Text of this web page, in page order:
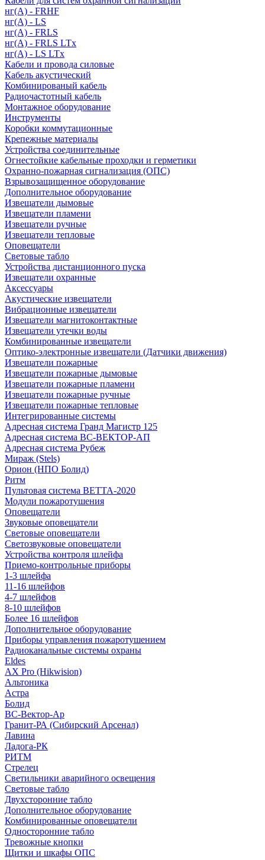
нг(A) - FRHF
нг(A) - LS
нг(А) - FRLS
нг(А) - FRLS LTx
нг(А) - LS LTx
Кабели и провода силовые
Кабель акустический
Комбинированый кабель
Радиочастотный кабель
Монтажное оборудование
Инструменты
Коробки коммутационные
Крепежные материалы
Устройства соединительные
Огнестойкие кабельные проходки и герметики
Охранно-пожарная сигнализация (ОПС)
Взрывозащищенное оборудование
Дополнительное оборудование
Извещатели дымовые
Извещатели пламени
Извещатели ручные
Извещатели тепловые
Оповещатели
Световые табло
Устройства дистанционного пуска
Извещатели охранные
Аксессуары
Акустические извещатели
Вибрационные извещатели
Извещатели магнитоконтактные
Извещатели утечки воды
Комбинированные извещатели
Оптико-электронные извещатели (Датчики движения)
Извещатели пожарные
Извещатели пожарные дымовые
Извещатели пожарные пламени
Извещатели пожарные ручные
Извещатели пожарные тепловые
Интегрированные системы
Адресная система Гранд Магистр 125
Адресная система ВС-ВЕКТОР-АП
Адресная система Рубеж
Мираж (Stels)
Орион (НПО Болид)
Ритм
Пультовая система ВЕТТА-2020
Модули пожаротушения
Оповещатели
Звуковые оповещатели
Световые оповещатели
Светозвуковые оповещатели
Устройства контроля шлейфа
Приемо-контрольные приборы
1-3 шлейфа
11-16 шлейфов
4-7 шлейфов
8-10 шлейфов
Более 16 шлейфов
Дополнительное оборудование
Приборы управления пожаротушением
Радиоканальные системы охраны
Eldes
AX Pro (Hikwision)
Альтоника
Астра
Болид
ВС-Вектор-Ар
Гранит-РА (Сибирский Арсенал)
Лавина
Ладога-РК
РИТМ
Стрелец
Светильники аварийного освещения
Световые табло
Двухсторонние табло
Дополнительное оборудование
Комбинированные оповещатели
Односторонние табло
Тревожные кнопки
Щитки и шкафы ОПС